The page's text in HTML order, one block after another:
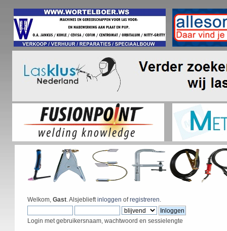
Welkom, Gast. Alsjeblieftinloggen ofregistreren.
Login met gebruikersnaam, wachtwoord en sessielengte